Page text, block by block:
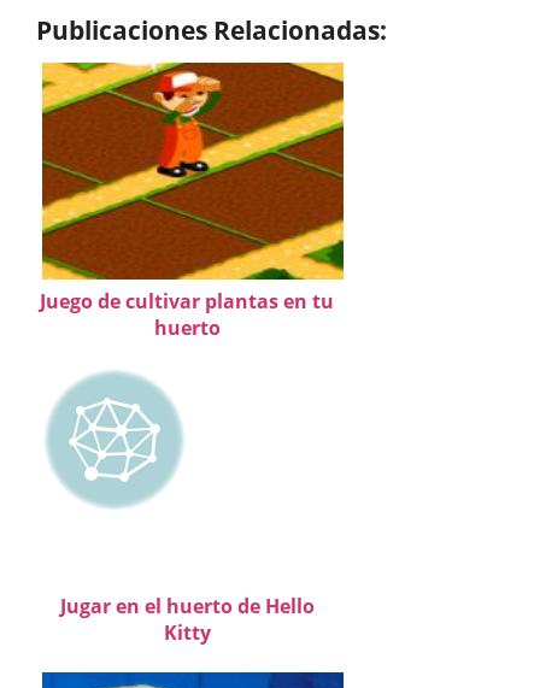
Publicaciones Relacionadas:
Juego de cultivar plantas en tu
huerto
Jugar en el huerto de Hello
Kitty